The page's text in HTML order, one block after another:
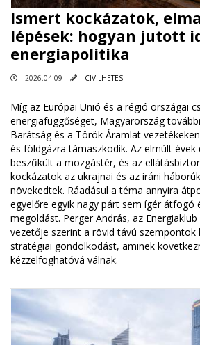
Ismert kockázatok,
lépések: hogyan jutott
energiapolitika
2026.04.09 CIVILHETES
Míg az Európai Unió és a régió országai
energiafüggőséget, Magyarország
Barátság és a Török Áramlat
és földgázra támaszkodik. Az elmúlt
beszűkült a mozgástér, és az
kockázatok az ukrajnai és az iráni
növekedtek. Ráadásul a téma annyira
egyelőre egyik nagy párt sem ígér átfogó
megoldást. Perger András, az
vezetője szerint a rövid távú
stratégiai gondolkodást, aminek
kézzelfoghatóvá válnak.